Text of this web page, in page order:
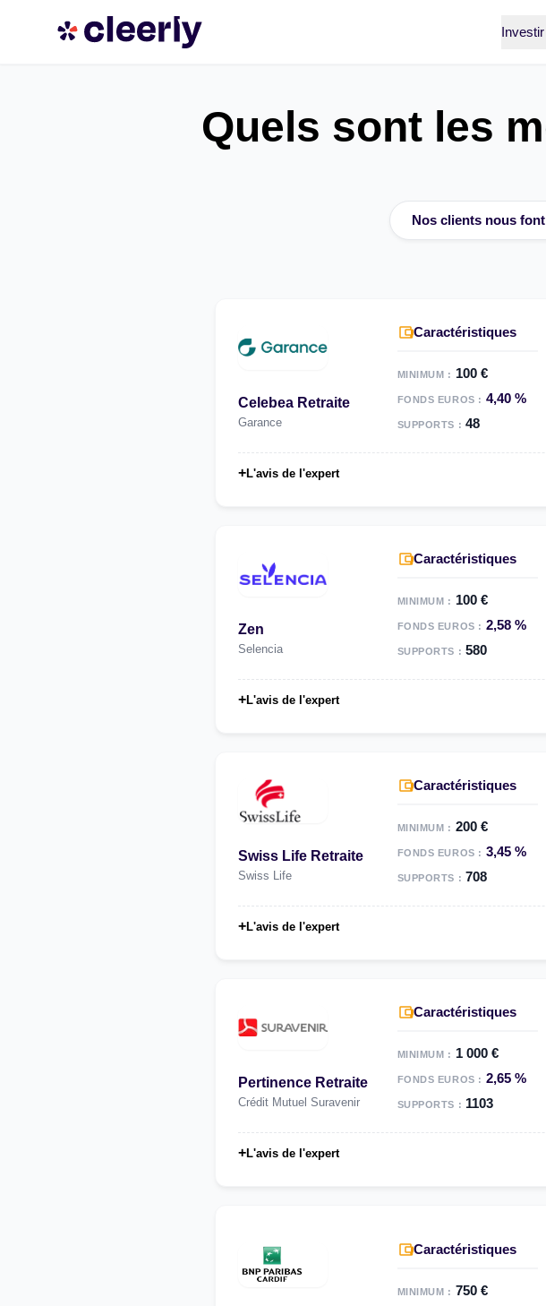
Investir
Quels sont les
Nos clients nous
Celebea Retraite
Garance
Caractéristiques
MINIMUM : 100 €
FONDS EUROS : 4,40 %
SUPPORTS : 48
+L'avis de l'expert
Zen
Selencia
Caractéristiques
MINIMUM : 100 €
FONDS EUROS : 2,58 %
SUPPORTS : 580
+L'avis de l'expert
Swiss Life Retraite
Swiss Life
Caractéristiques
MINIMUM : 200 €
FONDS EUROS : 3,45 %
SUPPORTS : 708
+L'avis de l'expert
Pertinence Retraite
Crédit Mutuel Suravenir
Caractéristiques
MINIMUM : 1 000 €
FONDS EUROS : 2,65 %
SUPPORTS : 1103
+L'avis de l'expert
Caractéristiques
MINIMUM : 750 €